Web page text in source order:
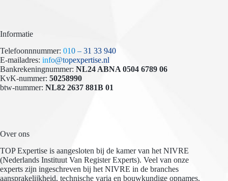
Informatie
Telefoonnnummer: 010 – 31 33 940
E-mailadres: info@topexpertise.nl
Bankrekeningnummer: NL24 ABNA 0504 6789 06
KvK-nummer: 50258990
btw-nummer: NL82 2637 881B 01
Over ons
TOP Expertise is aangesloten bij de kamer van het NIVRE
(Nederlands Instituut Van Register Experts). Veel van onze
experts zijn ingeschreven bij het NIVRE in de branches
aansprakelijkheid, technische varia en bouwkundige opnames.